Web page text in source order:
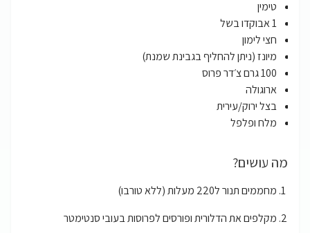
טימין
1 אבוקדו בשל
חצי לימון
מיונז (ניתן להחליף בגבינת שמנת)
100 גרם צ׳דר פרוס
ארוגולה
בצל ירוק/עירית
מלח ופלפל
מה עושים?
מחממים תנור ל220 מעלות (ללא טורבו)
מקלפים את הדלורית ופורסים לפרוסות בעובי סנטימטר